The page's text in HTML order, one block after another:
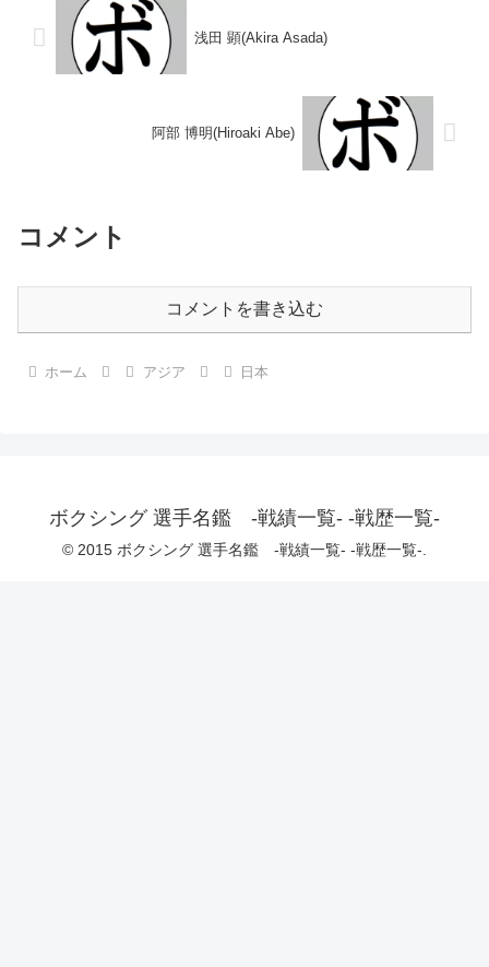
浅田 顕(Akira Asada)
阿部 博明(Hiroaki Abe)
コメント
コメントを書き込む
ホーム アジア 日本
ボクシング 選手名鑑 -戦績一覧- -戦歴一覧-
© 2015 ボクシング 選手名鑑 -戦績一覧- -戦歴一覧-.